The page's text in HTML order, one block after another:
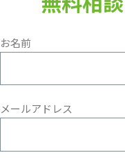
お名前
メールアドレス